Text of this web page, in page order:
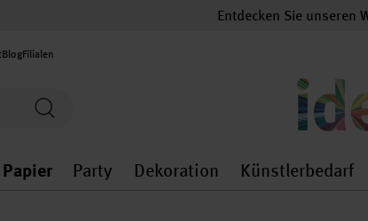
Entdecken Sie unseren
BlogFilialen
Schmuck general.openMenu
Papier
Papier general.openMenu
Party
Party general.openMenu
Dekoration
Dekoration
Künstlerbedarf